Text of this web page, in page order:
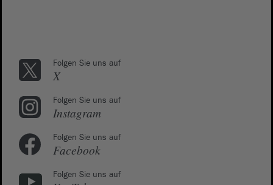
Folgen Sie uns auf
X
Folgen Sie uns auf
Instagram
Folgen Sie uns auf
Facebook
Folgen Sie uns auf